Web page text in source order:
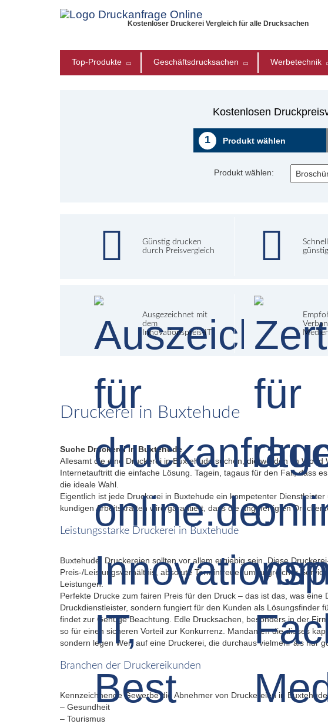
Kostenloser Druckerei Vergleich für alle Drucksachen
Top-Produkte Geschäftsdrucksachen Werbetechnik
Kostenlosen
1 Produkt wählen
Produkt wählen:
Günstig drucken
durch Preisvergleich
Ausgezeichnet mit
dem
Innovationspreis-IT
Druckerei in Buxtehude
Suche Druckerei in Buxtehude
Allesamt die eine Druckerei in Buxtehude suchen, die werden im
Internetauftritt die einfache Lösung. Tagein, tagaus für den Fall, dass
die ideale Wahl.
Eigentlich ist jede Druckerei in Buxtehude ein kompetenter
kundigen Arbeitskräften wird garantiert, dass die angefertigten
Leistungsstarke Druckerei in Buxtehude
Buxtehude: Druckereien sollten vor allem ergiebig sein. Diese
Preis-/Leistungsverhältnis, absolute Termintreue, umfangreicher
Leistungen.
Perfekte Drucke zum fairen Preis für den Druck – das ist das, was
Druckdienstleister, sondern fungiert für den Kunden als
findet zur Genüge Beachtung. Edle Drucksachen, besonders in der
so für einen sicheren Vorteil zur Konkurrenz. Mandanten die dieses
sondern legen Wert auf eine Druckerei, die durchaus vielmehr als nur
Branchen der Druckereikunden
Kennzeichnende Gewerbe die Abnehmer von Druckereien in
– Gesundheit
– Tourismus